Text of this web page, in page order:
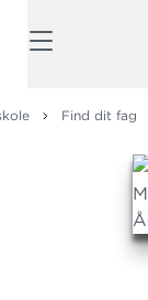
Find dit fag